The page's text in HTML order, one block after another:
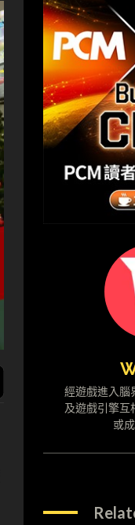
經遊戲進入腦
及遊戲引擎互
或